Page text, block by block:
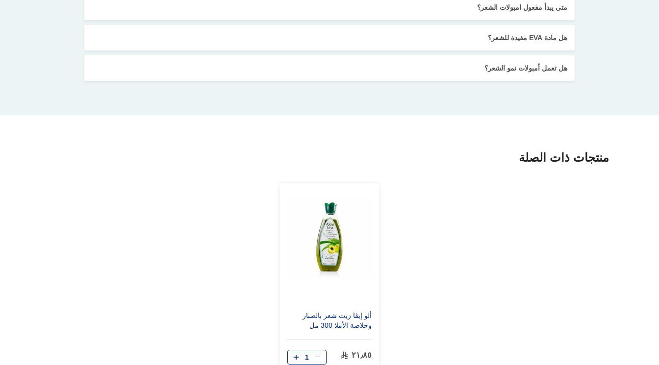
متى يبدأ مفعول امبولات الشعر؟
هل مادة EVA مفيدة للشعر؟
هل تعمل أمبولات نمو الشعر؟
ألو إيڤا زيت شعر بالصبار
وخلاصة الأملا 300 مل